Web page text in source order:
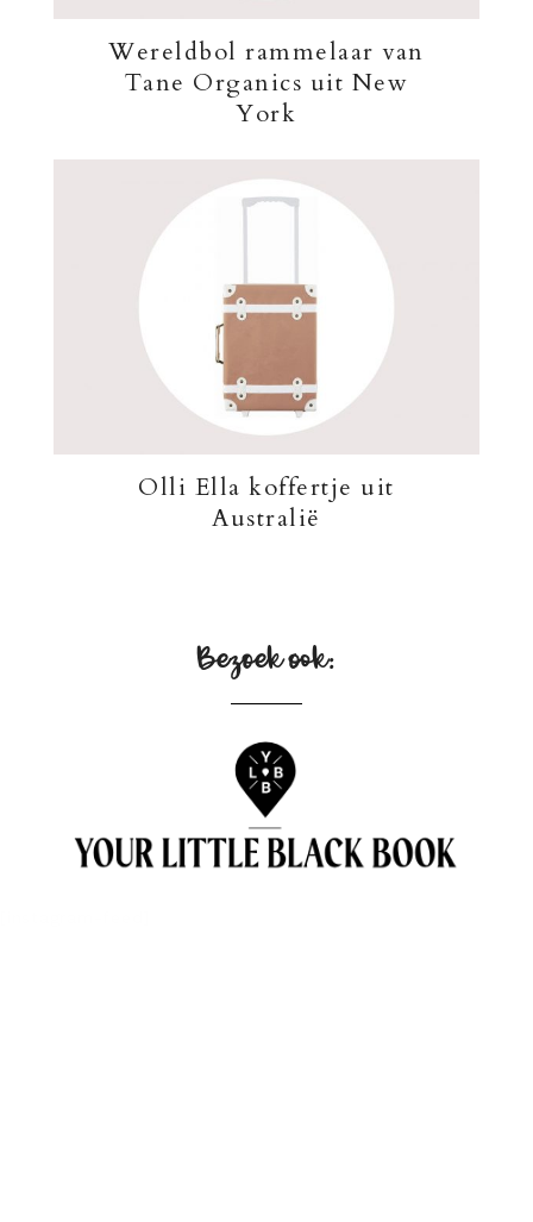
Wereldbol rammelaar van
Tane Organics uit New
York
Olli Ella koffertje uit
Australië
Bezoek ook: